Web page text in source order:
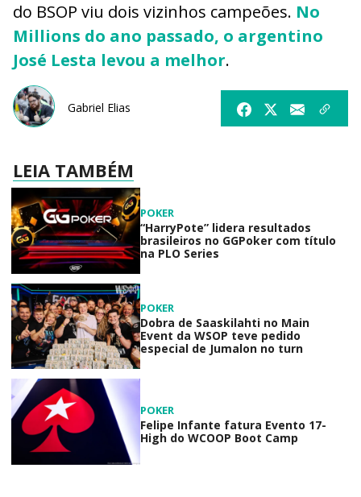
do BSOP viu dois vizinhos campeões. No
Millions do ano passado, o argentino
José Lesta levou a melhor.
Gabriel Elias
LEIA TAMBÉM
POKER
“HarryPote” lidera resultados
brasileiros no GGPoker com título
na PLO Series
POKER
Dobra de Saaskilahti no Main
Event da WSOP teve pedido
especial de Jumalon no turn
POKER
Felipe Infante fatura Evento 17-
High do WCOOP Boot Camp